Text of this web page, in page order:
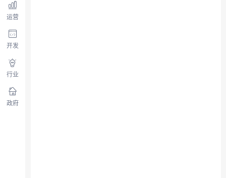
运营
开发
行业
政府